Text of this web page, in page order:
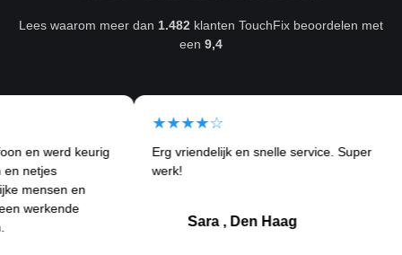
Lees waarom meer dan 1.482 klanten TouchFix beoordelen met
een 9,4
keurig
en
★★★★☆
Erg vriendelijk en snelle service. Super
Sara , Den Haag